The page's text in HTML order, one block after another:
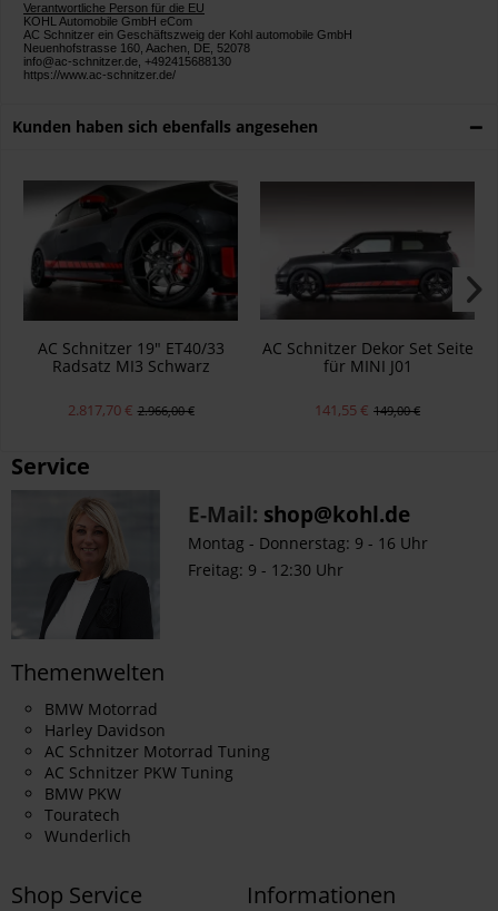
Verantwortliche Person für die EU
KOHL Automobile GmbH eCom
AC Schnitzer ein Geschäftszweig der Kohl automobile GmbH
Neuenhofstrasse 160, Aachen, DE, 52078
info@ac-schnitzer.de, +492415688130
https://www.ac-schnitzer.de/
Kunden haben sich ebenfalls angesehen
AC Schnitzer 19" ET40/33
Radsatz MI3 Schwarz
2.817,70 € 2.966,00 €
AC Schnitzer Dekor Set Seite
für MINI J01
141,55 € 149,00 €
Service
E-Mail: shop@kohl.de
Montag - Donnerstag: 9 - 16 Uhr
Freitag: 9 - 12:30 Uhr
Themenwelten
BMW Motorrad
Harley Davidson
AC Schnitzer Motorrad Tuning
AC Schnitzer PKW Tuning
BMW PKW
Touratech
Wunderlich
Shop Service Informationen